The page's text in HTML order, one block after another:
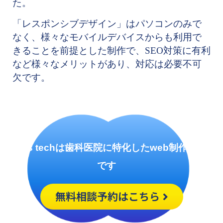
た。
「レスポンシブデザイン」はパソコンのみで
なく、様々なモバイルデバイスからも利用で
きることを前提とした制作で、SEO対策に有利
など様々なメリットがあり、対応は必要不可
欠です。
Denis techは歯科医院に特化したweb制作会社
です
無料相談予約はこちら